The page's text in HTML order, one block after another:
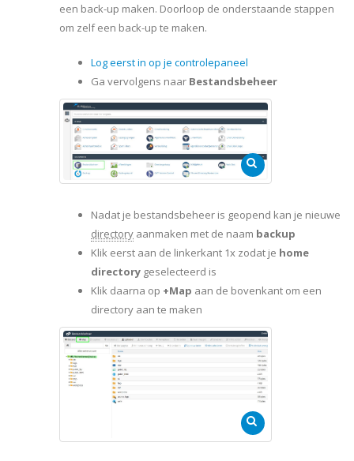
een back-up maken. Doorloop de onderstaande stappen
om zelf een back-up te maken.
Log eerst in op je controlepaneel
Ga vervolgens naar Bestandsbeheer
Nadat je bestandsbeheer is geopend kan je nieuwe
directory aanmaken met de naam backup
Klik eerst aan de linkerkant 1x zodat je home
directory geselecteerd is
Klik daarna op +Map aan de bovenkant om een
directory aan te maken